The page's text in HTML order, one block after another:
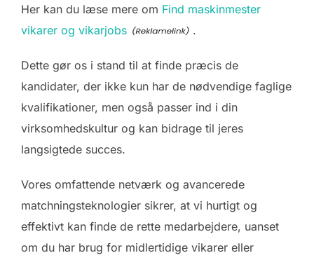
Her kan du læse mere om Find maskinmester
vikarer og vikarjobs
.
Dette gør os i stand til at finde præcis de
kandidater, der ikke kun har de nødvendige faglige
kvalifikationer, men også passer ind i din
virksomhedskultur og kan bidrage til jeres
langsigtede succes.
Vores omfattende netværk og avancerede
matchningsteknologier sikrer, at vi hurtigt og
effektivt kan finde de rette medarbejdere, uanset
om du har brug for midlertidige vikarer eller